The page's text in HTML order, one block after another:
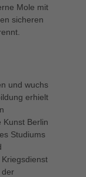
Mole mit
sicheren
und wuchs
erhielt
Kunst Berlin
Studiums
der